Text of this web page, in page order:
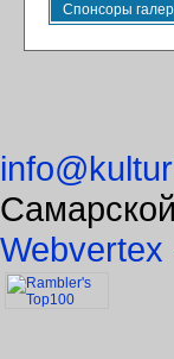
Спонсоры
Webvertex